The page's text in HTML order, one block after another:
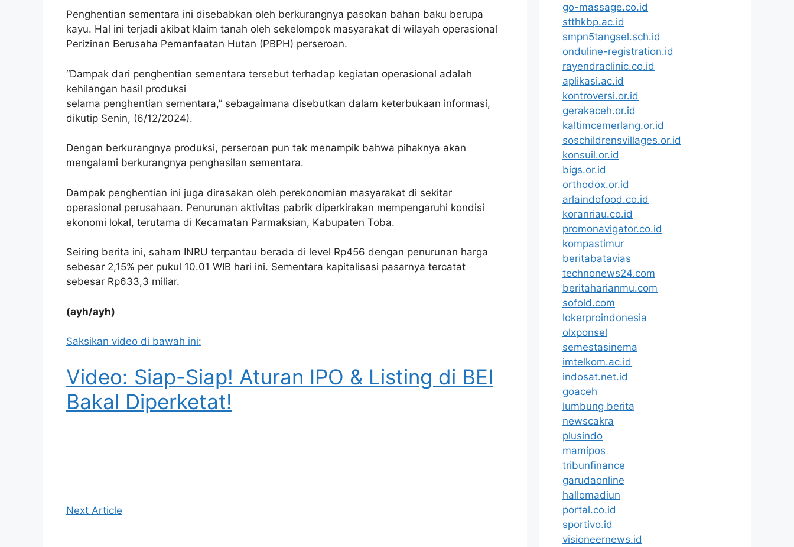
Penghentian sementara ini disebabkan oleh berkurangnya pasokan bahan baku berupa
kayu. Hal ini terjadi akibat klaim tanah oleh sekelompok masyarakat di wilayah operasional
Perizinan Berusaha Pemanfaatan Hutan (PBPH) perseroan.
“Dampak dari penghentian sementara tersebut terhadap kegiatan operasional adalah
kehilangan hasil produksi
selama penghentian sementara,” sebagaimana disebutkan dalam keterbukaan informasi,
dikutip Senin, (6/12/2024).
Dengan berkurangnya produksi, perseroan pun tak menampik bahwa pihaknya akan
mengalami berkurangnya penghasilan sementara.
Dampak penghentian ini juga dirasakan oleh perekonomian masyarakat di sekitar
operasional perusahaan. Penurunan aktivitas pabrik diperkirakan mempengaruhi kondisi
ekonomi lokal, terutama di Kecamatan Parmaksian, Kabupaten Toba.
Seiring berita ini, saham INRU terpantau berada di level Rp456 dengan penurunan harga
sebesar 2,15% per pukul 10.01 WIB hari ini. Sementara kapitalisasi pasarnya tercatat
sebesar Rp633,3 miliar.
(ayh/ayh)
Saksikan video di bawah ini:
Video: Siap-Siap! Aturan IPO & Listing di BEI
Bakal Diperketat!
Next Article
go-massage.co.id
stthkbp.ac.id
smpn5tangsel.sch.id
onduline-registration.id
rayendraclinic.co.id
aplikasi.ac.id
kontroversi.or.id
gerakaceh.or.id
kaltimcemerlang.or.id
soschildrensvillages.or.id
konsuil.or.id
bigs.or.id
orthodox.or.id
arlaindofood.co.id
koranriau.co.id
promonavigator.co.id
kompastimur
beritabatavias
technonews24.com
beritaharianmu.com
sofold.com
lokerproindonesia
olxponsel
semestasinema
imtelkom.ac.id
indosat.net.id
goaceh
lumbung berita
newscakra
plusindo
mamipos
tribunfinance
garudaonline
hallomadiun
portal.co.id
sportivo.id
visioneernews.id